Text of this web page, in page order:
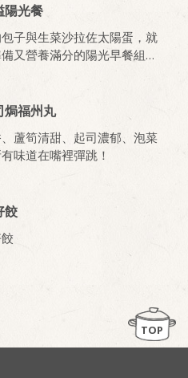
陽光餐
子與生菜沙拉佐太陽蛋，就
又營養滿分的陽光早餐組
焗福州丸
蘆筍清甜、起司濃郁、泡菜
味道在嘴裡彈跳！
餃
TOP